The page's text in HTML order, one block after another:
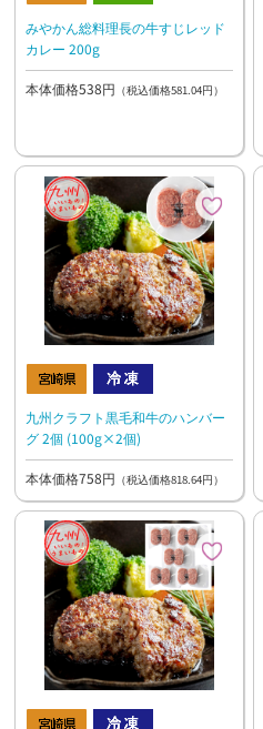
みやかん総料理長の牛すじレッド
カレー 200g
本体価格538円 （税込価格581.04円）
九州クラフト黒毛和牛のハンバー
グ 2個 (100g×2個)
本体価格758円 （税込価格818.64円）